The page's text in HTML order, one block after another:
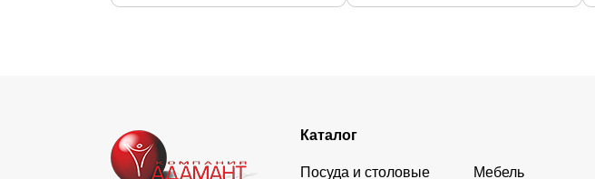
Каталог
Посуда и столовые
Мебель